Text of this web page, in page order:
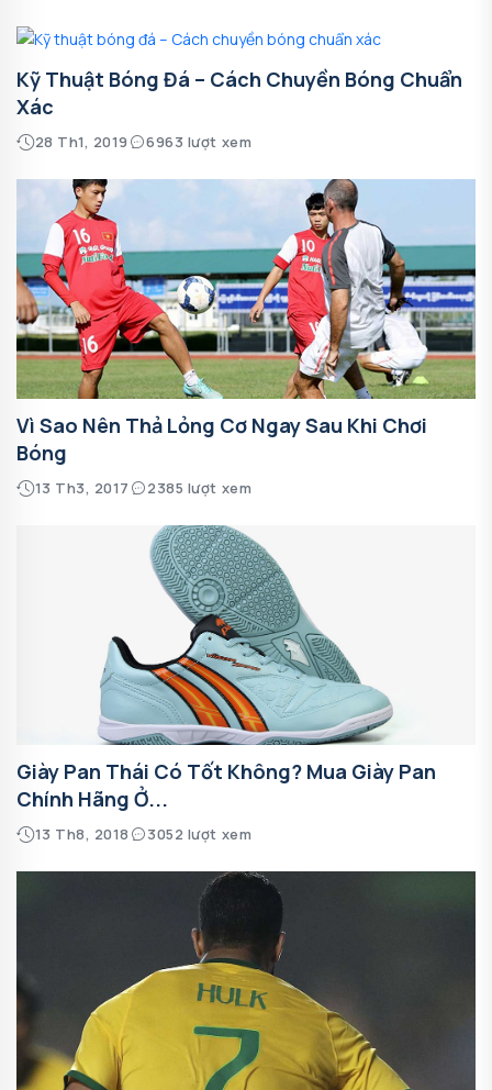
Kỹ Thuật Bóng Đá – Cách Chuyền Bóng Chuẩn
Xác
28 Th1, 2019 6963 lượt xem
Vì Sao Nên Thả Lỏng Cơ Ngay Sau Khi Chơi
Bóng
13 Th3, 2017 2385 lượt xem
Giày Pan Thái Có Tốt Không? Mua Giày Pan
Chính Hãng Ở...
13 Th8, 2018 3052 lượt xem